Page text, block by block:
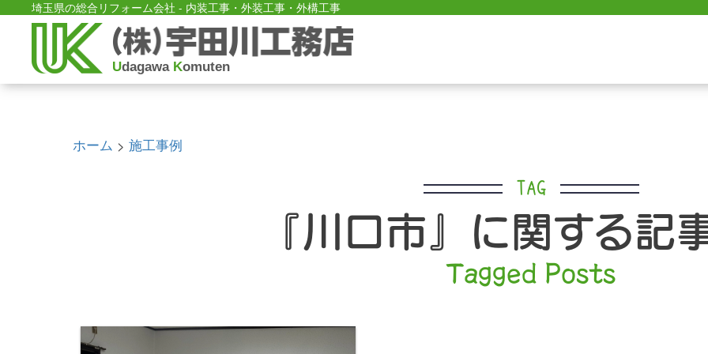
埼玉県の総合リフォーム会社 - 内装工事・外装工事・外構工事
Udagawa Komuten
ホーム > 施工事例
TAG
『川口市』に関する記
Tagged Posts